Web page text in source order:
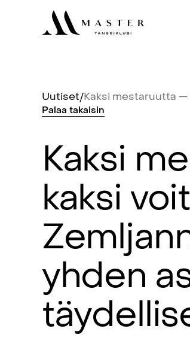
Uutiset/Kaksi mestaruutta —
Palaa takaisin
Kaksi
kaksi
yhden